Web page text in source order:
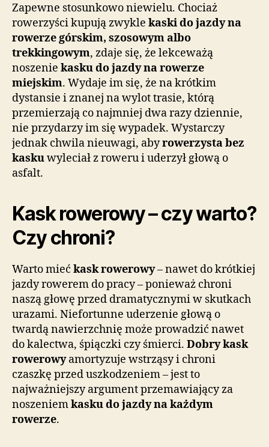
Zapewne stosunkowo niewielu. Chociaż
rowerzyści kupują zwykle kaski do jazdy na
rowerzegórskim, szosowym albo
trekkingowym, zdaje się, że lekceważą
noszenie kasku do jazdy na rowerze
miejskim. Wydaje im się, że na krótkim
dystansie i znanej na wylot trasie, którą
przemierzają co najmniej dwa razy dziennie,
nie przydarzy im się wypadek. Wystarczy
jednak chwila nieuwagi, abyrowerzysta bez
kaskuwyleciał z roweru i uderzył głową o
asfalt.
Kask rowerowy – czy warto?
Czy chroni?
Warto mieć kask rowerowy– nawet do krótkiej
jazdy rowerem do pracy – ponieważ chroni
naszą głowę przed dramatycznymi w skutkach
urazami. Niefortunne uderzenie głową o
twardą nawierzchnię może prowadzić nawet
do kalectwa, śpiączki czy śmierci. Dobry kask
rowerowyamortyzuje wstrząsy i chroni
czaszkę przed uszkodzeniem – jest to
najważniejszy argument przemawiający za
noszeniemkasku do jazdy na każdym
rowerze.